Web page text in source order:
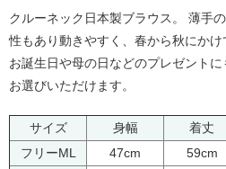
クルーネック日本製ブラウス。 薄手
性もあり動きやすく、春から秋にかけ
お誕生日や母の日などのプレゼント
お選びいただけます。
サイズ 身幅 着丈
フリーML
47cm 59cm